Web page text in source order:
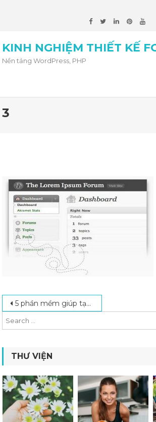
KINH NGHIỆM THIẾT KẾ
Nền tảng WordPress, PHP
3
Post navigation
5 phần mềm giúp tạo Forum tốt nhất hiện nay (Tạo Forum)
THƯ VIỆN